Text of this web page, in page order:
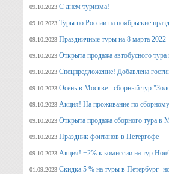
09.10.2023 С днем туризма!
09.10.2023 Туры по России на ноябрьские
09.10.2023 Праздничные туры на 8 марта 2022
09.10.2023 Открыта продажа автобусного
09.10.2023 Спецпредложение! Добавлена
09.10.2023 Осень в Москве - сборный тур
09.10.2023 Акция! На проживание по
09.10.2023 Открыта продажа сборного тура в
09.10.2023 Праздник фонтанов в Петергофе
09.10.2023 Акция! +2% к комиссии на тур
01.09.2023 Скидка 5 % на туры в Петербург -